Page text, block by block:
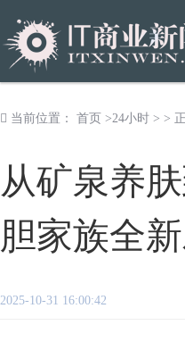
当前位置： 首页 >24小时 > >
从矿泉养
胆家族全
2025-10-31 16:00:42